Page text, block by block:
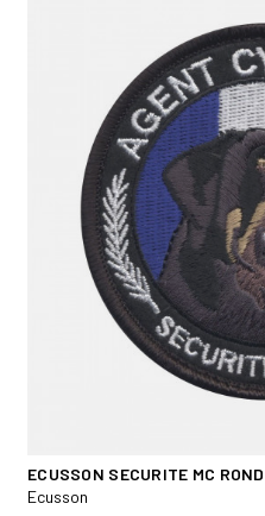
ECUSSON SECURITE MC ROND
Ecusson